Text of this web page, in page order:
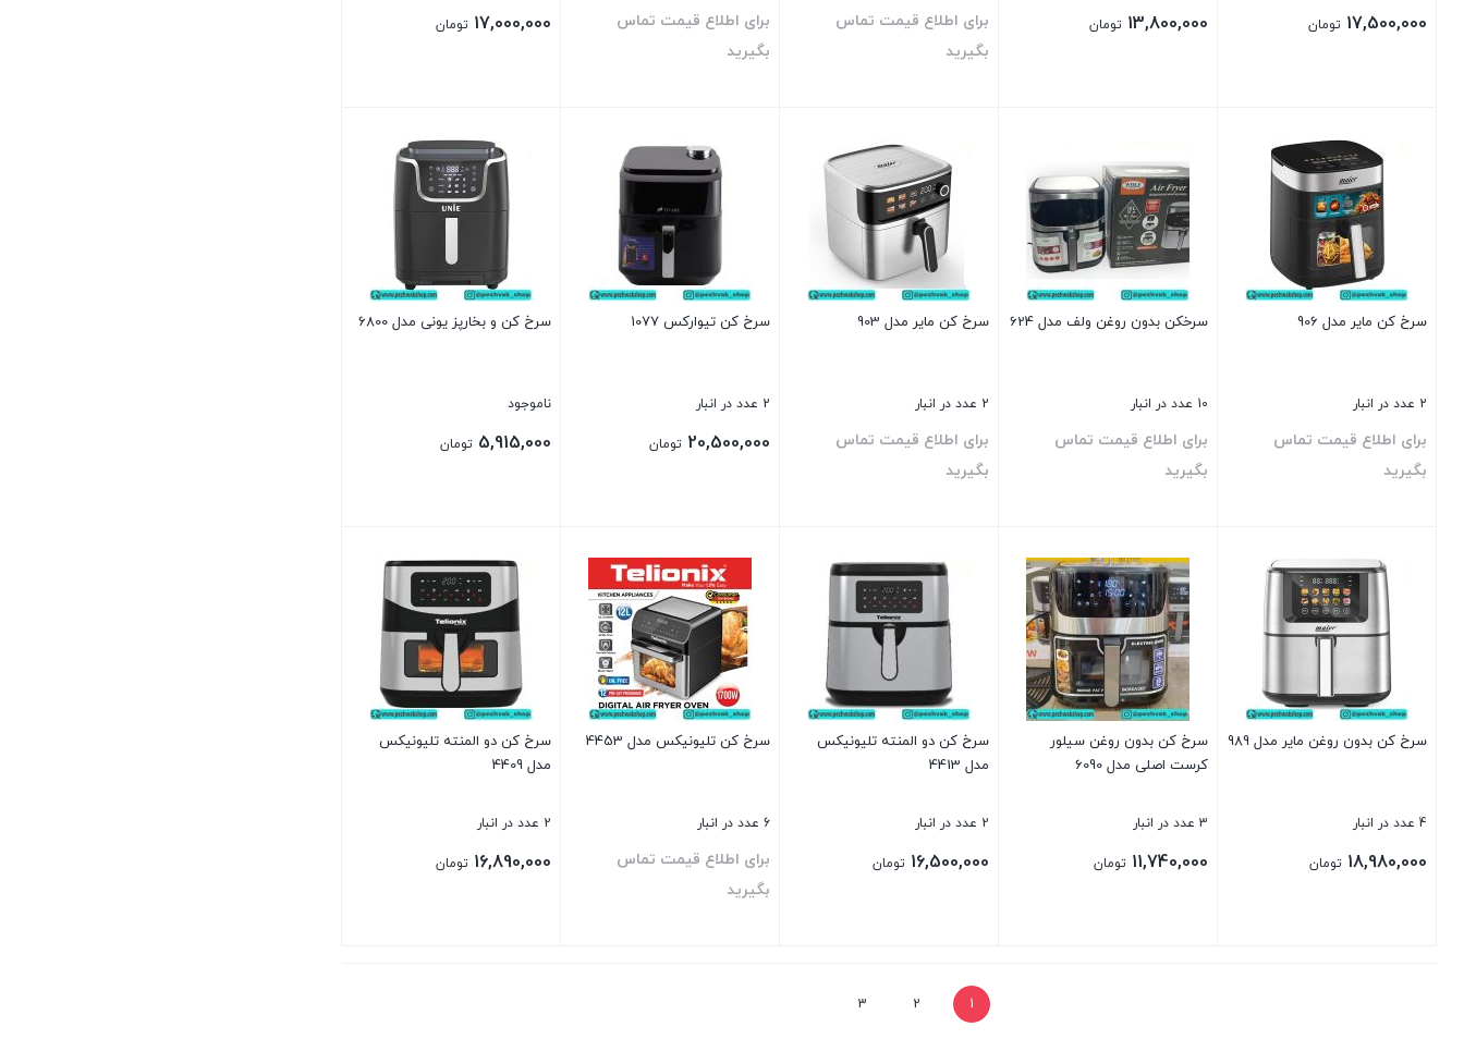
17,500,000 تومان 13,800,000 تومان
برای اطلاع قیمت تماس
بگیرید
برای اطلاع قیمت تماس
بگیرید
17,000,000 تومان
سرخ کن مایر مدل 906
2 عدد در انبار
برای اطلاع قیمت تماس
بگیرید
سرخکن بدون روغن ولف مدل 624
10 عدد در انبار
برای اطلاع قیمت تماس
بگیرید
سرخ کن مایر مدل 903
2 عدد در انبار
برای اطلاع قیمت تماس
بگیرید
سرخ کن تیوارکس 1077
2 عدد در انبار
20,500,000 تومان
سرخ کن و بخارپز یونی مدل 6800
ناموجود
5,915,000 تومان
سرخ کن بدون روغن مایر مدل 989
4 عدد در انبار
18,980,000 تومان
سرخ کن بدون روغن سیلور
کرست اصلی مدل 6090
3 عدد در انبار
11,740,000 تومان
سرخ کن دو المنته تلیونیکس
مدل 4413
2 عدد در انبار
16,500,000 تومان
سرخ کن تلیونیکس مدل 4453
6 عدد در انبار
برای اطلاع قیمت تماس
بگیرید
سرخ کن دو المنته تلیونیکس
مدل 4409
2 عدد در انبار
16,890,000 تومان
1
2
3